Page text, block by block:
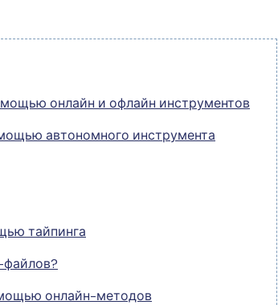
онлайн и офлайн инструментов
автономного инструмента
тайпинга
файлов?
онлайн-методов